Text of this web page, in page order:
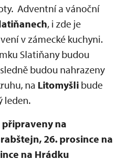
Adventní a vánoční
, i zde je
v zámecké kuchyni.
Slatiňany budou
budou nahrazeny
na Litomyšli bude
leden.
na
26. prosince na
na Hrádku